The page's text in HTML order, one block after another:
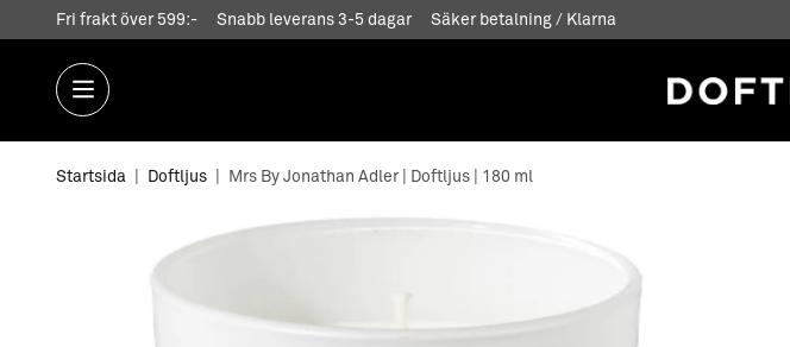
Fri frakt över 599:- Snabb leverans 3-5 dagar Säker betalning / Klarna
Startsida Doftljus Mrs By Jonathan Adler | Doftljus | 180 ml